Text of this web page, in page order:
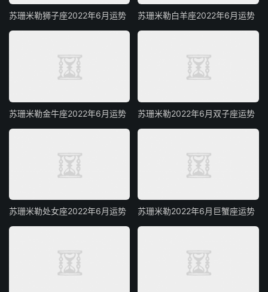
苏珊米勒狮子座2022年6月运势 苏珊米勒白羊座2022年6月运势
苏珊米勒金牛座2022年6月运势 苏珊米勒2022年6月双子座运势
苏珊米勒处女座2022年6月运势 苏珊米勒2022年6月巨蟹座运势